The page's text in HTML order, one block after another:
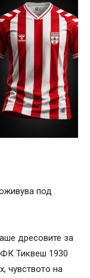
под
дресовите за
Тиквеш 1930
чувството на